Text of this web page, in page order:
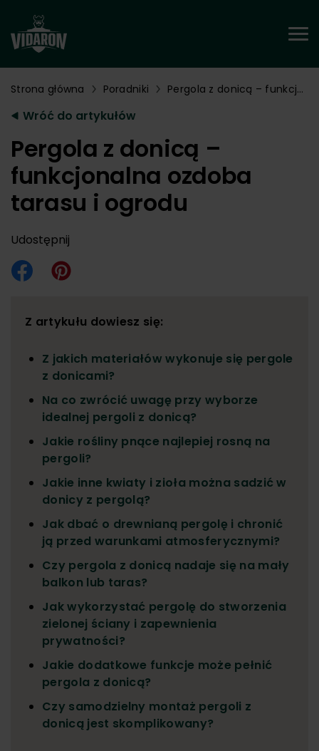
Strona główna Poradniki Pergola z donicą – funkcjonalna ozdoba tarasu i ogrodu
Wróć do artykułów
Pergola z donicą –
funkcjonalna ozdoba
tarasu i ogrodu
Udostępnij
Z artykułu dowiesz się:
Z jakich materiałów wykonuje się pergole
z donicami?
Na co zwrócić uwagę przy wyborze
idealnej pergoli z donicą?
Jakie rośliny pnące najlepiej rosną na
pergoli?
Jakie inne kwiaty i zioła można sadzić w
donicy z pergolą?
Jak dbać o drewnianą pergolę i chronić
ją przed warunkami atmosferycznymi?
Czy pergola z donicą nadaje się na mały
balkon lub taras?
Jak wykorzystać pergolę do stworzenia
zielonej ściany i zapewnienia
prywatności?
Jakie dodatkowe funkcje może pełnić
pergola z donicą?
Czy samodzielny montaż pergoli z
donicą jest skomplikowany?